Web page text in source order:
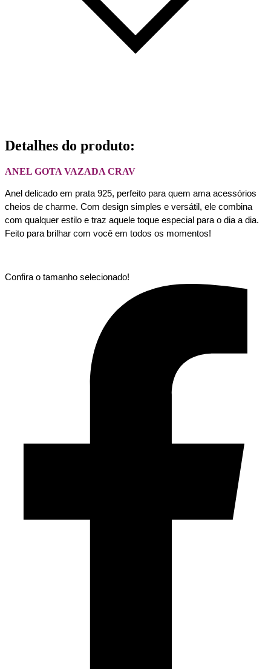
Detalhes do produto:
ANEL GOTA VAZADA CRAV
Anel delicado em prata 925, perfeito para quem ama acessórios
cheios de charme. Com design simples e versátil, ele combina
com qualquer estilo e traz aquele toque especial para o dia a dia.
Feito para brilhar com você em todos os momentos!
Confira o tamanho selecionado!